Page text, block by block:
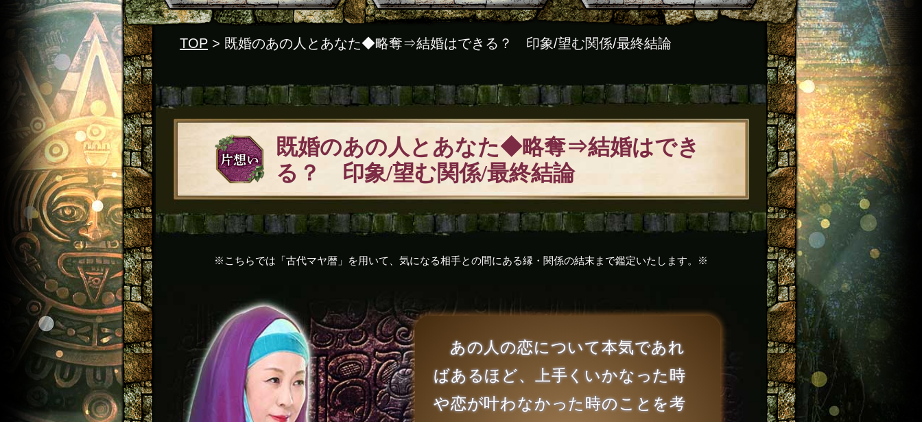
TOP > 既婚のあの人とあなた◆略奪⇒結婚はできる？ 印象/望む関係/最終結論
既婚のあの人とあなた◆略奪⇒結婚はでき
る？ 印象/望む関係/最終結論
※こちらでは「古代マヤ暦」を用いて、気になる相手との間にある縁・関係の結末まで鑑定いたします。※
あの人の恋について本気であれ
ばあるほど、上手くいかなった時
や恋が叶わなかった時のことを考